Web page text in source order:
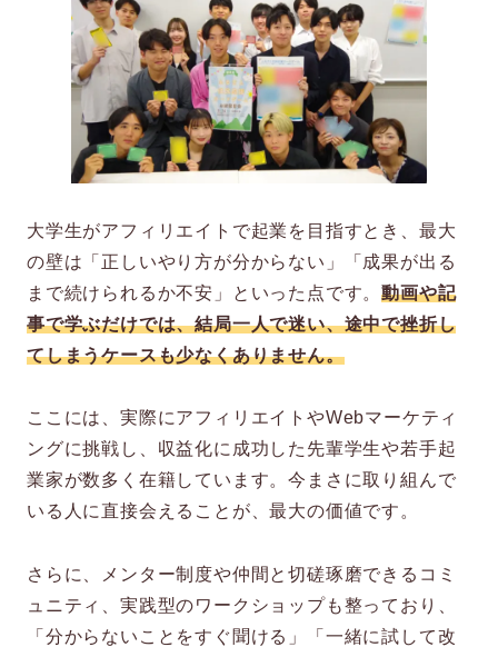
大学生がアフィリエイトで起業を目指すとき、最大
の壁は「正しいやり方が分からない」「成果が出る
まで続けられるか不安」といった点です。動画や記
事で学ぶだけでは、結局一人で迷い、途中で挫折し
てしまうケースも少なくありません。
ここには、実際にアフィリエイトやWebマーケティ
ングに挑戦し、収益化に成功した先輩学生や若手起
業家が数多く在籍しています。今まさに取り組んで
いる人に直接会えることが、最大の価値です。
さらに、メンター制度や仲間と切磋琢磨できるコミ
ュニティ、実践型のワークショップも整っており、
「分からないことをすぐ聞ける」「一緒に試して改